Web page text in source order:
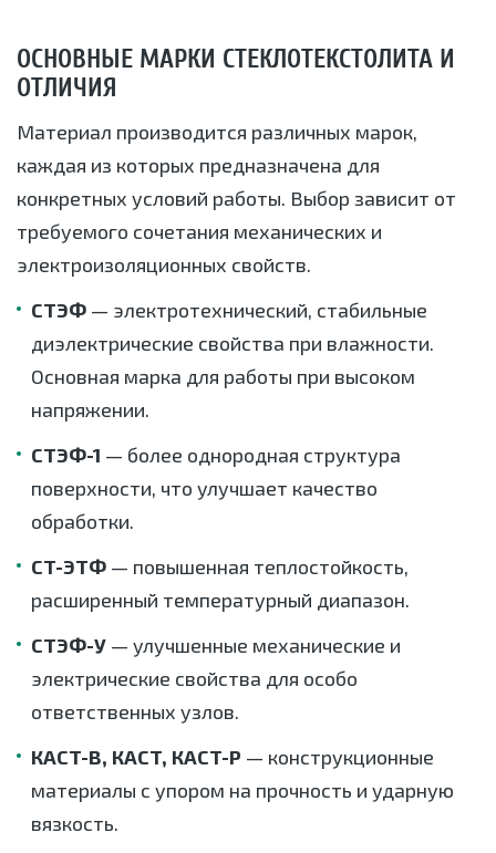
ОСНОВНЫЕ МАРКИ СТЕКЛОТЕКСТОЛИТА И
ОТЛИЧИЯ
Материал производится различных марок,
каждая из которых предназначена для
конкретных условий работы. Выбор зависит от
требуемого сочетания механических и
электроизоляционных свойств.
СТЭФ — электротехнический, стабильные
диэлектрические свойства при влажности.
Основная марка для работы при высоком
напряжении.
СТЭФ-1 — более однородная структура
поверхности, что улучшает качество
обработки.
СТ-ЭТФ — повышенная теплостойкость,
расширенный температурный диапазон.
СТЭФ-У — улучшенные механические и
электрические свойства для особо
ответственных узлов.
КАСТ-В, КАСТ, КАСТ-Р — конструкционные
материалы с упором на прочность и ударную
вязкость.